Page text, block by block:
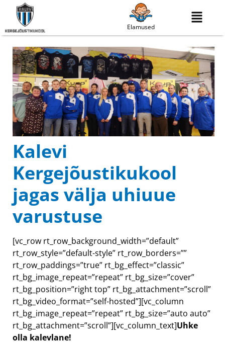
Elamused
Kalevi
Kergejõustikukool
jagas välja uhiuue
varustuse
[vc_row rt_row_background_width=”default”
rt_row_style=”default-style” rt_row_borders=””
rt_row_paddings=”true” rt_bg_effect=”classic”
rt_bg_image_repeat=”repeat” rt_bg_size=”cover”
rt_bg_position=”right top” rt_bg_attachment=”scroll”
rt_bg_video_format=”self-hosted”][vc_column
rt_bg_image_repeat=”repeat” rt_bg_size=”auto auto”
rt_bg_attachment=”scroll”][vc_column_text]Uhke
olla kalevlane!